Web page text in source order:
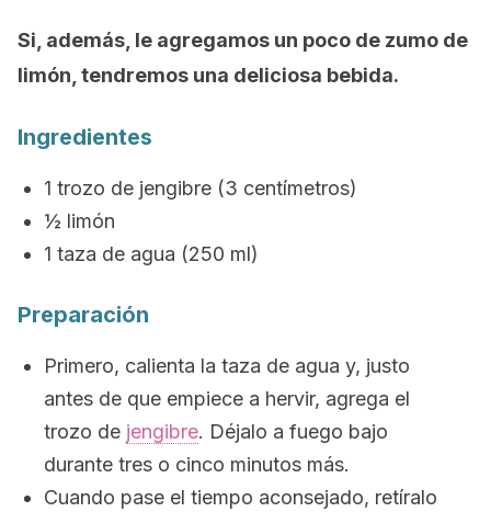
Si, además, le agregamos un poco de zumo de
limón, tendremos una deliciosa bebida.
Ingredientes
1 trozo de jengibre (3 centímetros)
½ limón
1 taza de agua (250 ml)
Preparación
Primero, calienta la taza de agua y, justo
antes de que empiece a hervir, agrega el
trozo de jengibre. Déjalo a fuego bajo
durante tres o cinco minutos más.
Cuando pase el tiempo aconsejado, retíralo